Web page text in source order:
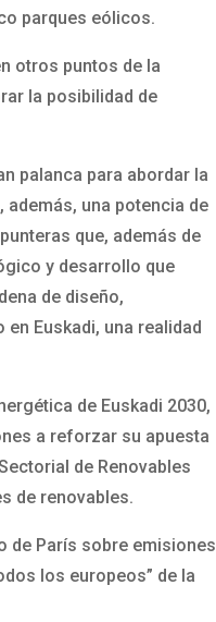
parques eólicos.
otros puntos de la
la posibilidad de
palanca para abordar la
una potencia de
que, además de
y desarrollo que
de diseño,
Euskadi, una realidad
de Euskadi 2030,
a reforzar su apuesta
de Renovables
de renovables.
de París sobre emisiones
los europeos” de la